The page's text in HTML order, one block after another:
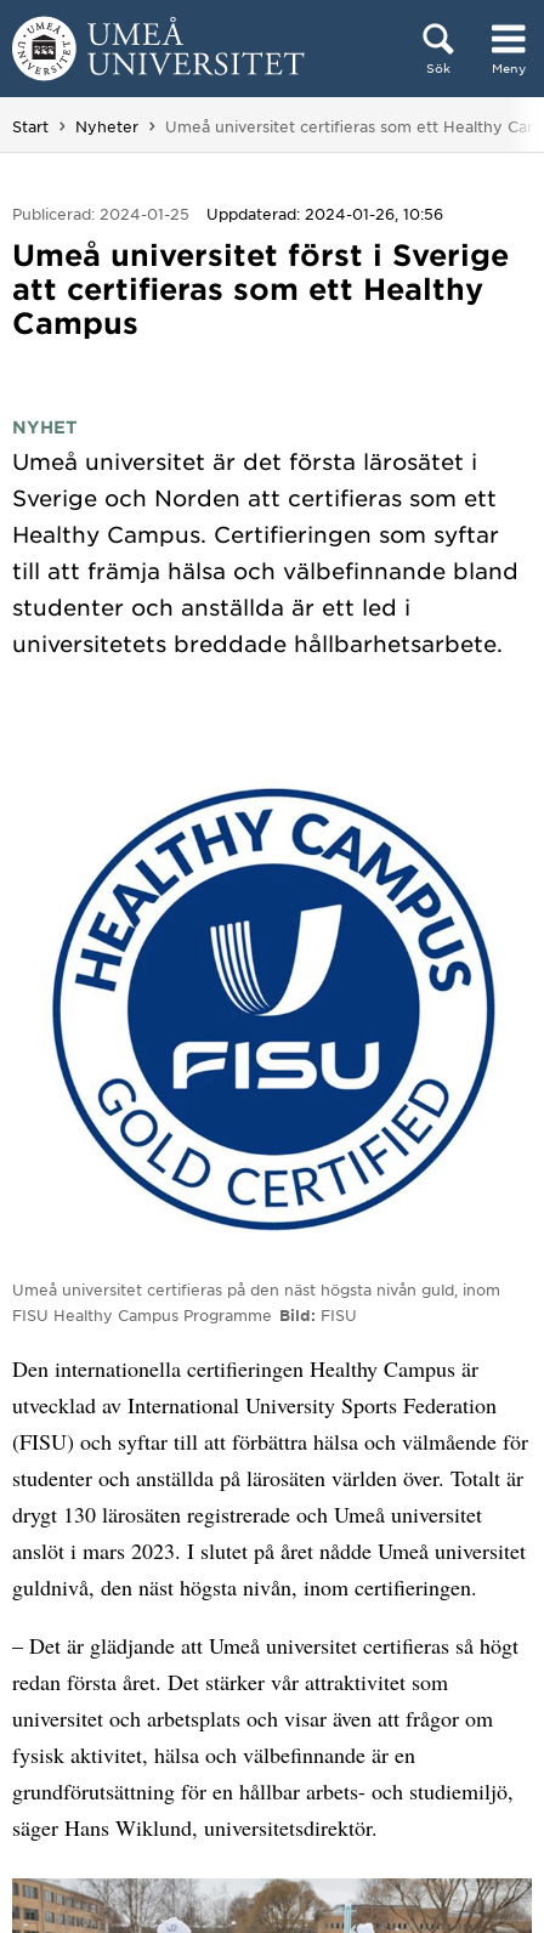
Hoppa direkt till innehållet
Sök Meny
Huvudmenyn dold.
Start Nyheter Du är här:
Umeå universitet certifieras som ett Healthy
Publicerad: 2024-01-25 Uppdaterad: 2024-01-26, 10:56
Umeå universitet först i Sverige
att certifieras som ett Healthy
Campus
NYHET
Umeå universitet är det första lärosätet i
Sverige och Norden att certifieras som ett
Healthy Campus. Certifieringen som syftar
till att främja hälsa och välbefinnande bland
studenter och anställda är ett led i
Umeå universitet certifieras på den näst högsta nivån guld, inom
FISU Healthy Campus Programme Bild FISU
Den internationella certifieringen Healthy Campus är
utvecklad av International University Sports Federation
(FISU) och syftar till att förbättra hälsa och välmående för
studenter och anställda på lärosäten världen över. Totalt är
drygt 130 lärosäten registrerade och Umeå universitet
anslöt i mars 2023. I slutet på året nådde Umeå universitet
guldnivå, den näst högsta nivån, inom certifieringen.
– Det är glädjande att Umeå universitet certifieras så högt
redan första året. Det stärker vår attraktivitet som
universitet och arbetsplats och visar även att frågor om
fysisk aktivitet, hälsa och välbefinnande är en
grundförutsättning för en hållbar arbets- och studiemiljö,
säger Hans Wiklund, universitetsdirektör.